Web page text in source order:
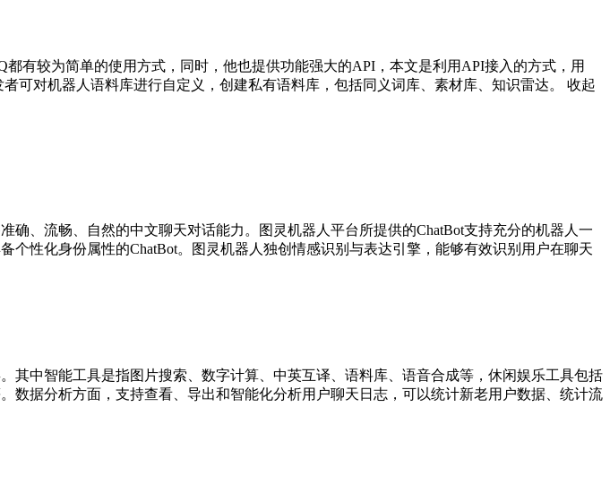
有较为简单的使用方式，同时，他也提供功能强大的API，本文是利用API接入的方式，用
可对机器人语料库进行自定义，创建私有语料库，包括同义词库、素材库、知识雷达。
收起
、流畅、自然的中文聊天对话能力。图灵机器人平台所提供的ChatBot支持充分的机器人一
性化身份属性的ChatBot。图灵机器人独创情感识别与表达引擎，能够有效识别用户在聊天
中智能工具是指图片搜索、数字计算、中英互译、语料库、语音合成等，休闲娱乐工具包括
据分析方面，支持查看、导出和智能化分析用户聊天日志，可以统计新老用户数据、统计流